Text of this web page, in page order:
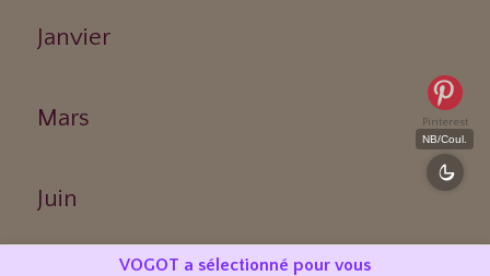
Janvier
Mars
Juin
Pinterest
NB/Coul.
VOGOT a sélectionné pour vous